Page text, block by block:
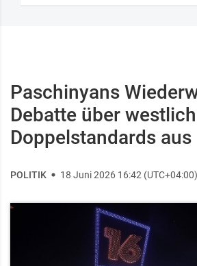
Paschinyans
Debatte über
Doppelstandards aus
POLITIK 18 Juni 2026 16:42 (UTC+04:00)